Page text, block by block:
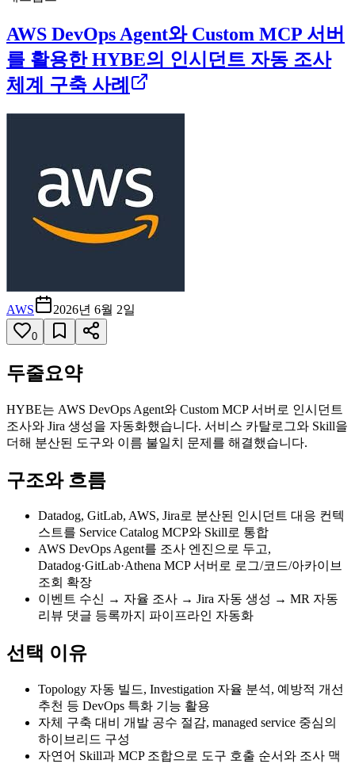
AWS DevOps Agent와 Custom MCP 서버
를 활용한 HYBE의 인시던트 자동 조사
체계 구축 사례
AWS 2026년 6월 2일
0
두줄요약
HYBE는 AWS DevOps Agent와 Custom MCP 서버로 인시던트
조사와 Jira 생성을 자동화했습니다. 서비스 카탈로그와 Skill을
더해 분산된 도구와 이름 불일치 문제를 해결했습니다.
구조와 흐름
Datadog, GitLab, AWS, Jira로 분산된 인시던트 대응 컨텍
스트를 Service Catalog MCP와 Skill로 통합
AWS DevOps Agent를 조사 엔진으로 두고,
Datadog·GitLab·Athena MCP 서버로 로그/코드/아카이브
조회 확장
이벤트 수신 → 자율 조사 → Jira 자동 생성 → MR 자동
리뷰 댓글 등록까지 파이프라인 자동화
선택 이유
Topology 자동 빌드, Investigation 자율 분석, 예방적 개선
추천 등 DevOps 특화 기능 활용
자체 구축 대비 개발 공수 절감, managed service 중심의
하이브리드 구성
자연어 Skill과 MCP 조합으로 도구 호출 순서와 조사 맥